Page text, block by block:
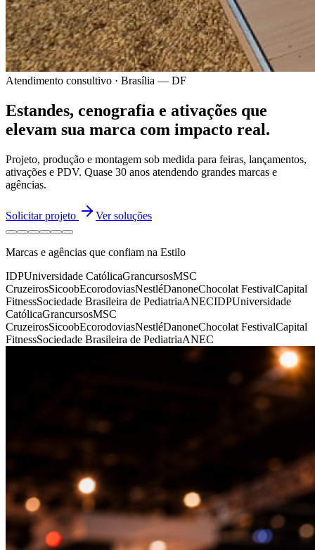
Atendimento consultivo · Brasília — DF
Estandes, cenografia e ativações que
elevam sua marca com impacto real.
Projeto, produção e montagem sob medida para feiras, lançamentos,
ativações e PDV. Quase 30 anos atendendo grandes marcas e
agências.
Solicitar projeto Ver soluções
Marcas e agências que confiam na Estilo
IDPUniversidade CatólicaGrancursosMSC
CruzeirosSicoobEcorodoviasNestléDanoneChocolat FestivalCapital
FitnessSociedade Brasileira de PediatriaANECIDPUniversidade
CatólicaGrancursosMSC
CruzeirosSicoobEcorodoviasNestléDanoneChocolat FestivalCapital
FitnessSociedade Brasileira de PediatriaANEC